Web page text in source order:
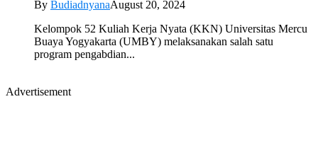
By BudiadnyanaAugust 20, 2024
Kelompok 52 Kuliah Kerja Nyata (KKN) Universitas Mercu
Buaya Yogyakarta (UMBY) melaksanakan salah satu
program pengabdian...
Advertisement